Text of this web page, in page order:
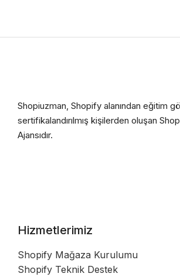
Shopiuzman, Shopify alanından eğitim
sertifikalandırılmış kişilerden oluşan
Ajansıdır.
Hizmetlerimiz
Shopify Mağaza Kurulumu
Shopify Teknik Destek